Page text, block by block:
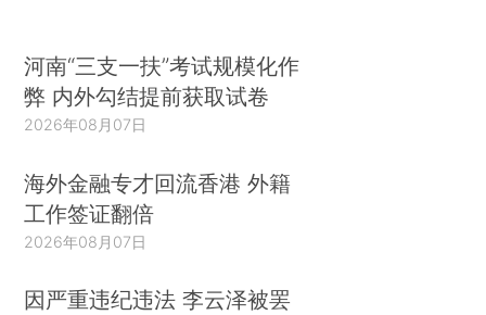
河南“三支一扶”考试规模化作
弊 内外勾结提前获取试卷
2026年08月07日
海外金融专才回流香港 外籍
工作签证翻倍
2026年08月07日
因严重违纪违法 李云泽被罢